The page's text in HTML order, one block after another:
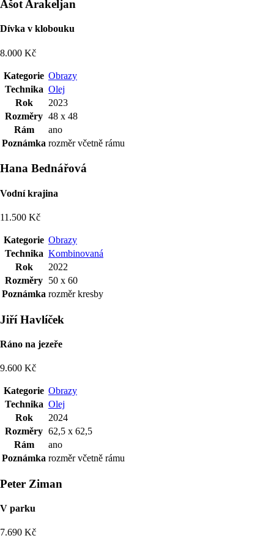
Ašot Arakeljan
Dívka v klobouku
8.000 Kč
Kategorie Obrazy
Technika Olej
Rok
2023
Rozměry 48 x 48
Rám
ano
Poznámka rozměr včetně rámu
Hana Bednářová
Vodní krajina
11.500 Kč
Kategorie Obrazy
Technika Kombinovaná
Rok
2022
Rozměry 50 x 60
Poznámka rozměr kresby
Jiří Havlíček
Ráno na jezeře
9.600 Kč
Kategorie Obrazy
Technika Olej
Rok
2024
Rozměry 62,5 x 62,5
Rám
ano
Poznámka rozměr včetně rámu
Peter Ziman
V parku
7.690 Kč